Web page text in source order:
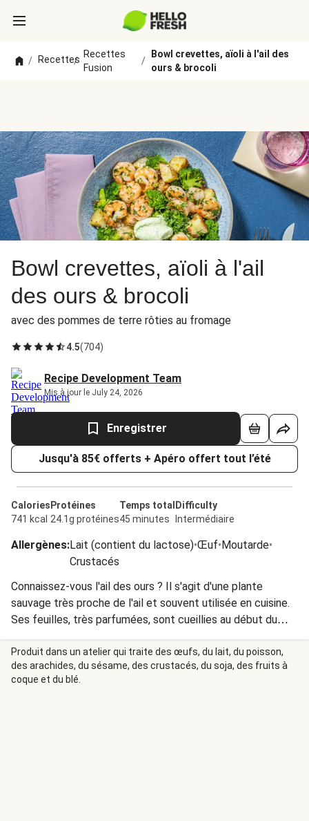
/ Recettes
/
Recettes
Fusion
/
Bowl crevettes, aïoli à l'ail des
ours & brocoli
Bowl crevettes, aïoli à l'ail
des ours & brocoli
avec des pommes de terre rôties au fromage
4.5(704)
Recipe Development Team
Mis à jour le July 24, 2026
Enregistrer
Jusqu'à 85€ offerts + Apéro offert tout l’été
Calories
741 kcal
Protéines
24.1g protéines
Temps total
45 minutes
Difficulty
Intermédiaire
Allergènes:Lait (contient du lactose)•Œuf•Moutarde•
Crustacés
Connaissez-vous l'ail des ours ? Il s'agit d'une plante
sauvage très proche de l'ail et souvent utilisée en cuisine.
Ses feuilles, très parfumées, sont cueillies au début du
printemps et se consomment comme les épinards : crues
ou cuites. Découvrez les saveurs étonnantes de cette
plante dans un aïoli maison pour accompagner ce bowl aux
crevettes poêlées.
Produit dans un atelier qui traite des œufs, du lait, du poisson,
des arachides, du sésame, des crustacés, du soja, des fruits à
coque et du blé.